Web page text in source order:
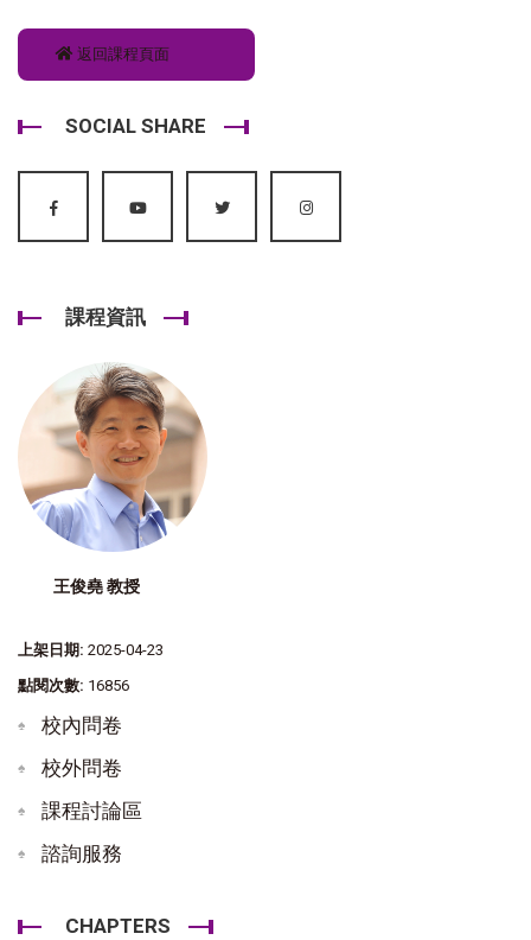
返回課程頁面
SOCIAL SHARE
課程資訊
王俊堯 教授
上架日期: 2025-04-23
點閱次數: 16856
校內問卷
校外問卷
課程討論區
諮詢服務
CHAPTERS